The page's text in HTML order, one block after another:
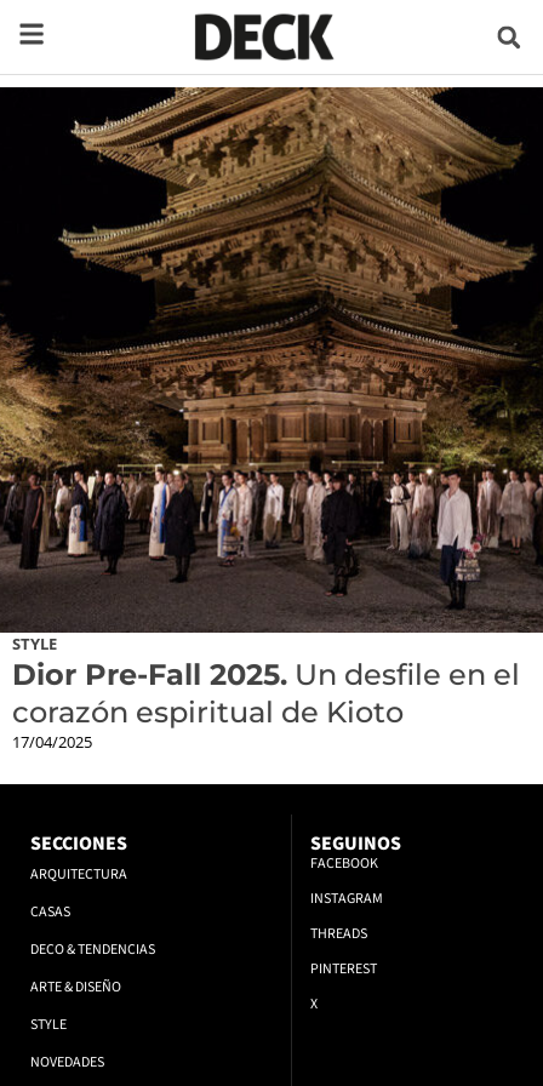
STYLE
Dior Pre-Fall 2025. Un desfile en el
corazón espiritual de Kioto
17/04/2025
SECCIONES
ARQUITECTURA
CASAS
DECO & TENDENCIAS
ARTE & DISEÑO
STYLE
NOVEDADES
SEGUINOS
FACEBOOK
INSTAGRAM
THREADS
PINTEREST
X